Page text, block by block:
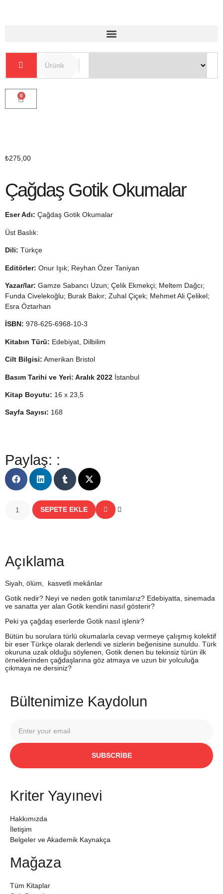
0
₺275,00
Çağdaş Gotik Okumalar
Eser Adı: Çağdaş Gotik Okumalar
Üst Baslık:
Dili: Türkçe
Editörler: Onur Işık; Reyhan Özer Taniyan
Yazar/lar: Gamze Sabancı Uzun; Çelik Ekmekçi; Meltem Dağcı;
Funda Civelekoğlu; Burak Bakır; Zuhal Çiçek; Mehmet Ali Çelikel;
Esra Öztarhan
İSBN: 978-625-6968-10-3
Kitabın Türü: Edebiyat, Dilbilim
Cilt Bilgisi: Amerikan Bristol
Basım Tarihi ve Yeri: Aralık 2022 İstanbul
Kitap Boyutu: 16 x 23,5
Sayfa Sayısı: 168
Paylaş: :
SEPETE EKLE
Açıklama
Siyah, ölüm, kasvetli mekânlar
Gotik nedir? Neyi ve neden gotik tanımlarız? Edebiyatta, sinemada
ve sanatta yer alan Gotik kendini nasıl gösterir?
Peki ya çağdaş eserlerde Gotik nasıl işlenir?
Bütün bu sorulara türlü okumalarla cevap vermeye çalışmış kolektif
bir eser Türkçe olarak derlendi ve sizlerin beğenisine sunuldu. Türk
okuruna uzak olduğu söylenen, Gotik denen bu tekinsiz türün ilk
örneklerinden çağdaşlarına göz atmaya ve uzun bir yolculuğa
çıkmaya ne dersiniz?
Bültenimize Kaydolun
SUBSCRIBE
Kriter Yayınevi
Hakkımızda
İletişim
Belgeler ve Akademik Kaynakça
Mağaza
Tüm Kitaplar